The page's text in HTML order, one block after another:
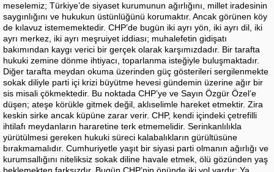
meselemiz; Türkiye’de siyaset kurumunun ağırlığını, millet iradesinin
saygınlığını ve hukukun üstünlüğünü korumaktır. Ancak görünen köy
de kılavuz istememektedir. CHP’de bugün iki ayrı yön, iki ayrı dil, iki
ayrı merkez, iki ayrı meşruiyet iddiası; muhalefetin gidişatı
bakımından kaygı verici bir gerçek olarak karşımızdadır. Bir tarafta
hukuki zemine dönme ihtiyacı, toparlanma isteğiyle buluşmaktadır.
Diğer tarafta meydan okuma üzerinden güç gösterileri sergilenmekte
sokak diliyle parti içi krizi büyütme hevesi gündemin üzerine ağır bir
sis misali çökmektedir. Bu noktada CHP’ye ve Sayın Özgür Özel’e
düşen; ateşe körükle gitmek değil, aklıselimle hareket etmektir. Zira
keskin sirke ancak küpüne zarar verir. CHP, kendi içindeki çetrefilli
ihtilafı meydanların hararetine terk etmemelidir. Serinkanlılıkla
yürütülmesi gereken hukuki süreci kalabalıkların gürültüsüne
bırakmamalıdır. Cumhuriyetle yaşıt bir siyasi parti olmanın ağırlığı ve
kurumsallığını niteliksiz sokak diline havale etmek, ölü gözünden yaş
beklemekten farksızdır. Bugün CHP’nin önünde iki yol vardır: Ya